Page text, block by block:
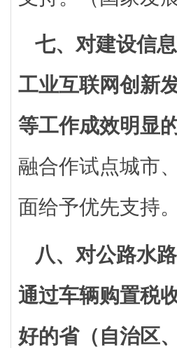
七、对建设信
工业互联网创新
等工作成效明显
融合作试点城市
面给予优先支持
八、对公路水
通过车辆购置税
好的省（自治区